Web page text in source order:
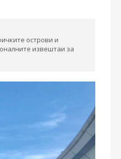
острови и
извештаи за